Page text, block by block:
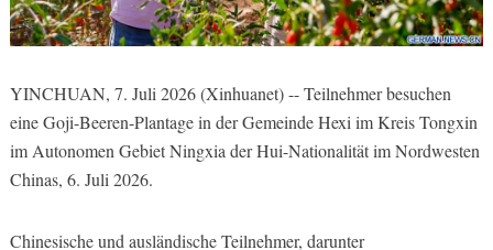
YINCHUAN, 7. Juli 2026 (Xinhuanet) -- Teilnehmer besuchen
eine Goji-Beeren-Plantage in der Gemeinde Hexi im Kreis Tongxin
im Autonomen Gebiet Ningxia der Hui-Nationalität im Nordwesten
Chinas, 6. Juli 2026.
Chinesische und ausländische Teilnehmer, darunter